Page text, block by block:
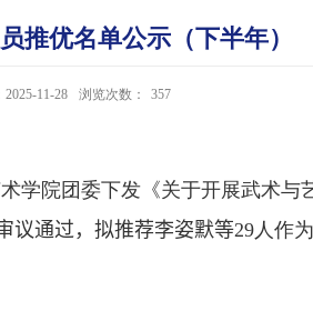
推优名单公示（下半年）
11-28 浏览次数： 357
学院团委下发《关于开展武术与
议通过，拟推荐李姿默等29人作